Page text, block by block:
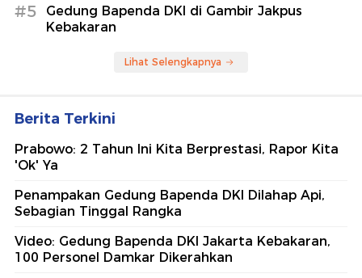
#5
Gedung Bapenda DKI di Gambir Jakpus
Kebakaran
Lihat Selengkapnya
Berita Terkini
Prabowo: 2 Tahun Ini Kita Berprestasi, Rapor Kita
'Ok' Ya
Penampakan Gedung Bapenda DKI Dilahap Api,
Sebagian Tinggal Rangka
Video: Gedung Bapenda DKI Jakarta Kebakaran,
100 Personel Damkar Dikerahkan